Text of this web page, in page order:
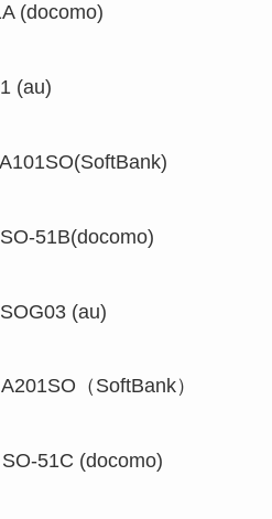
(docomo)
(au)
51B(docomo)
(au)
（SoftBank）
51C (docomo)